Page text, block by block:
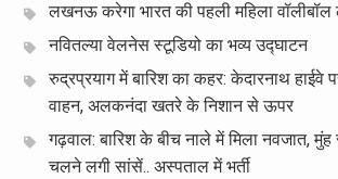
लखनऊ करेगा भारत की पहली महिला वॉलीबॉल
नवितल्या वेलनेस स्टूडियो का भव्य उद्घाटन
रुद्रप्रयाग में बारिश का कहर: केदारनाथ हाईवे
वाहन, अलकनंदा खतरे के निशान से ऊपर
गढ़वाल: बारिश के बीच नाले में मिला नवजात,
चलने लगी सांसें.. अस्पताल में भर्ती